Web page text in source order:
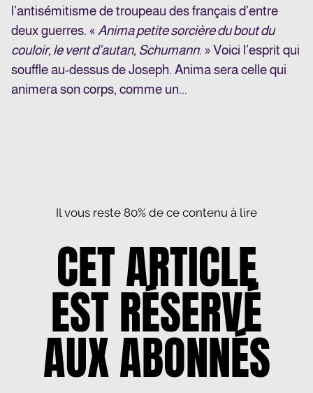
l’antisémitisme de troupeau des français d’entre
deux guerres. « Anima petite sorcière du bout du
couloir, le vent d’autan, Schumann. » Voici l’esprit qui
souffle au-dessus de Joseph. Anima sera celle qui
animera son corps, comme un...
Il vous reste 80% de ce contenu à lire
CET ARTICLE
EST RÉSERVÉ
AUX ABONNÉS